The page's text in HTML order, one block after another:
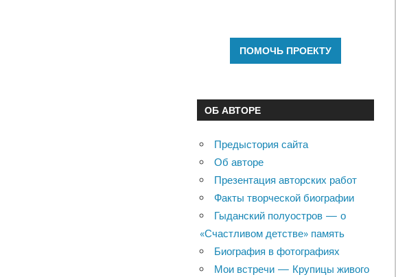
ОБ АВТОРЕ
Предыстория сайта
Об авторе
Презентация авторских работ
Факты творческой биографии
Гыданский полуостров — о
«Счастливом детстве» память
Биография в фотографиях
Мои встречи — Крупицы живого